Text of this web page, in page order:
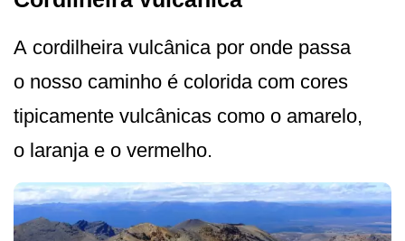
A cordilheira vulcânica por onde passa
o nosso caminho é colorida com cores
tipicamente vulcânicas como o amarelo,
o laranja e o vermelho.